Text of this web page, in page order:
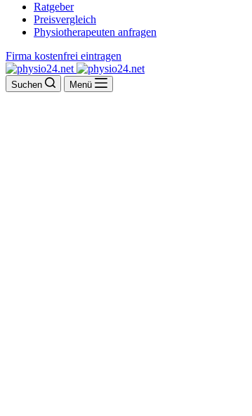
Ratgeber
Preisvergleich
Physiotherapeuten anfragen
Firma kostenfrei eintragen
Suchen Menü